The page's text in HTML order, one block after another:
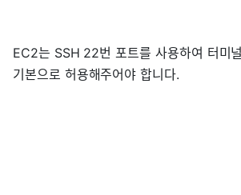
EC2는 SSH 22번 포트를 사용하여 터미
기본으로 허용해주어야 합니다.